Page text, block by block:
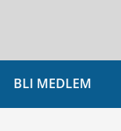
BLI MEDLEM